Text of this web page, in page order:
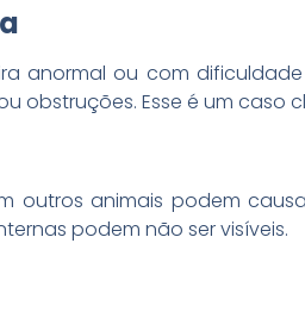
anormal ou com
obstruções. Esse é um caso
outros animais podem
podem não ser visíveis.